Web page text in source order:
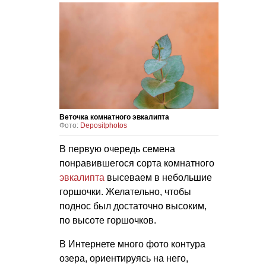
Веточка комнатного эвкалипта
Фото: Depositphotos
В первую очередь семена
понравившегося сорта комнатного
эвкалипта высеваем в небольшие
горшочки. Желательно, чтобы
поднос был достаточно высоким,
по высоте горшочков.
В Интернете много фото контура
озера, ориентируясь на него,